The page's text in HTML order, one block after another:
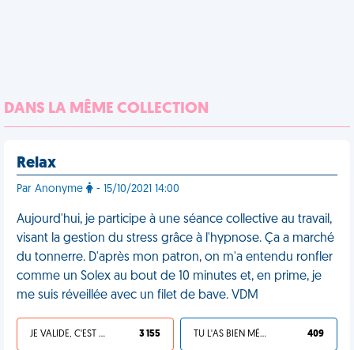
DANS LA MÊME COLLECTION
Relax
Par Anonyme - 15/10/2021 14:00
Aujourd'hui, je participe à une séance collective au travail,
visant la gestion du stress grâce à l'hypnose. Ça a marché
du tonnerre. D'après mon patron, on m'a entendu ronfler
comme un Solex au bout de 10 minutes et, en prime, je
me suis réveillée avec un filet de bave. VDM
JE VALIDE, C'EST UNE VDM 3 155 TU L'AS BIEN MÉRITÉ 409